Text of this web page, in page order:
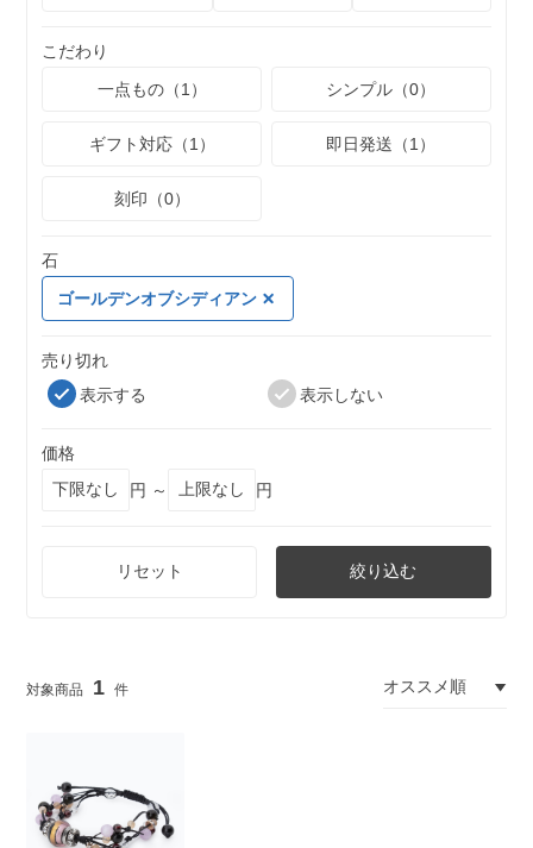
こだわり
一点もの（1）
シンプル（0）
ギフト対応（1） 即日発送（1）
刻印（0）
石
ゴールデンオブシディアン
売り切れ
表示する
表示しない
価格
円 ～
円
リセット 絞り込む
1